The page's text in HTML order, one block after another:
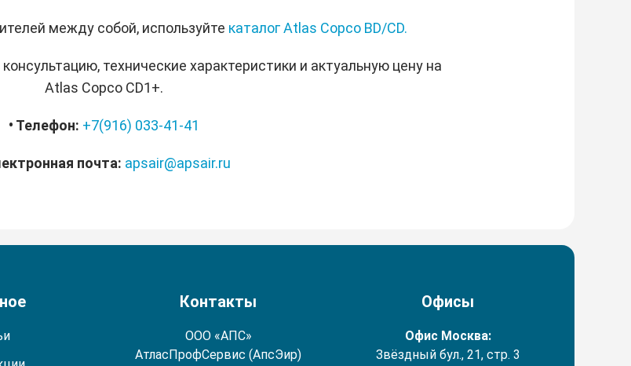
между собой, используйте каталог Atlas Copco BD/CD.
технические характеристики и актуальную цену на
Atlas Copco CD1+.
• Телефон: +7(916) 033-41-41
почта: apsair@apsair.ru
Контакты
ООО «АПС»
АтласПрофСервис (АпсЭир)
Офисы
Офис Москва:
Звёздный бул., 21, стр. 3